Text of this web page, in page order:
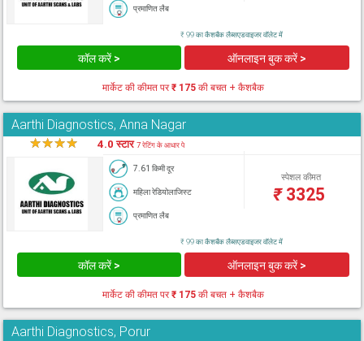
प्रमाणित लैब
₹ 99 का कैशबैक लैब्सएडवाइजर वॉलेट में
कॉल करें > ऑनलाइन बुक करें >
मार्केट की कीमत पर₹ 175की बचत + कैशबैक
Aarthi Diagnostics, Anna Nagar
★★★★ 4.0 स्टार7 रेटिंग के आधार पे
7.61 किमी दूर
महिला रेडियोलाजिस्ट
प्रमाणित लैब
स्पेशल कीमत
₹3325
₹ 99 का कैशबैक लैब्सएडवाइजर वॉलेट में
कॉल करें > ऑनलाइन बुक करें >
मार्केट की कीमत पर₹ 175की बचत + कैशबैक
Aarthi Diagnostics, Porur